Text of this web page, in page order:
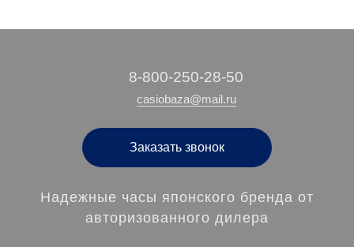
‭8-800-250-28-50
casiobaza@mail.ru
Заказать звонок
Надежные часы японского бренда от
авторизованного дилера